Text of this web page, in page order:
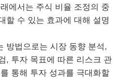
에서는 주식 비율 조정의 중
할 수 있는 효과에 대해 설명
방법으로는 시장 동향 분석,
, 투자 목표에 따른 리스크 관
통해 투자 성과를 극대화할